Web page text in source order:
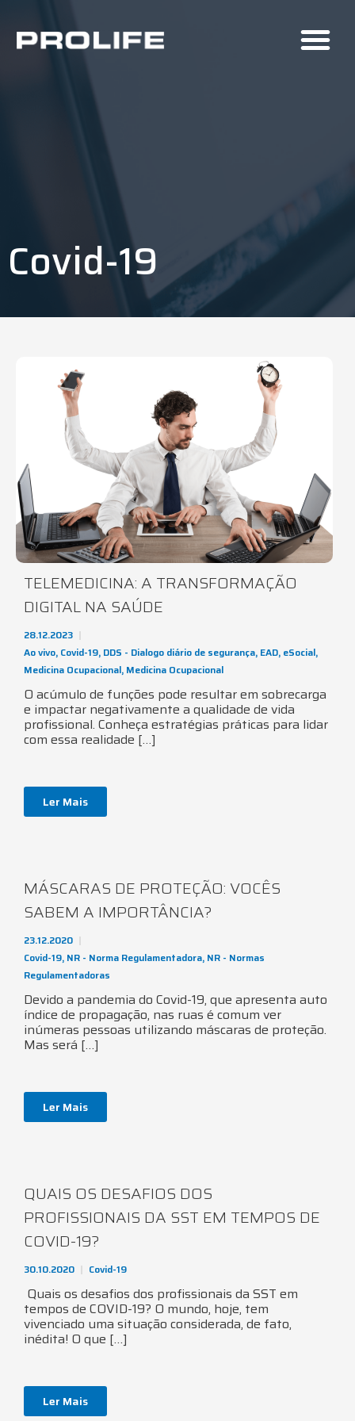
Covid-19
TELEMEDICINA: A TRANSFORMAÇÃO
DIGITAL NA SAÚDE
28.12.2023
Ao vivo, Covid-19, DDS - Dialogo diário de segurança, EAD, eSocial,
Medicina Ocupacional, Medicina Ocupacional
O acúmulo de funções pode resultar em sobrecarga
e impactar negativamente a qualidade de vida
profissional. Conheça estratégias práticas para lidar
com essa realidade […]
Ler Mais
MÁSCARAS DE PROTEÇÃO: VOCÊS
SABEM A IMPORTÂNCIA?
23.12.2020
Covid-19, NR - Norma Regulamentadora, NR - Normas
Regulamentadoras
Devido a pandemia do Covid-19, que apresenta auto
índice de propagação, nas ruas é comum ver
inúmeras pessoas utilizando máscaras de proteção.
Mas será […]
Ler Mais
QUAIS OS DESAFIOS DOS
PROFISSIONAIS DA SST EM TEMPOS DE
COVID-19?
30.10.2020 Covid-19
Quais os desafios dos profissionais da SST em
tempos de COVID-19? O mundo, hoje, tem
vivenciado uma situação considerada, de fato,
inédita! O que […]
Ler Mais